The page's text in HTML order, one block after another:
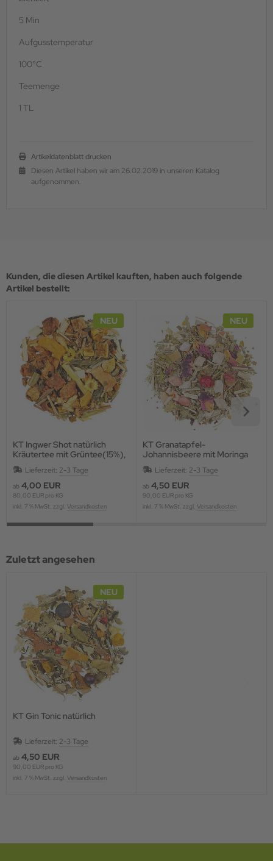
5 Min
Aufgusstemperatur
100°C
Teemenge
1 TL
Artikeldatenblatt drucken
Diesen Artikel haben wir am 26.02.2019 in unseren Katalog
aufgenommen.
Kunden, die diesen Artikel kauften, haben auch folgende
Artikel bestellt:
NEU
KT Ingwer Shot natürlich
Kräutertee mit Grüntee(15%),
aromatisiert
Lieferzeit: 2-3 Tage
ab 4,00 EUR
80,00 EUR pro KG
inkl. 7 % MwSt. zzgl. Versandkosten
NEU
KT Granatapfel-
Johannisbeere mit Moringa
Lieferzeit: 2-3 Tage
ab 4,50 EUR
90,00 EUR pro KG
inkl. 7 % MwSt. zzgl. Versandkosten
Zuletzt angesehen
NEU
KT Gin Tonic natürlich
Lieferzeit: 2-3 Tage
ab 4,50 EUR
90,00 EUR pro KG
inkl. 7 % MwSt. zzgl. Versandkosten